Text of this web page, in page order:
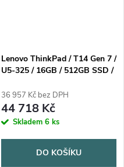
Lenovo ThinkPad / T14 Gen 7 /
U5-325 / 16GB / 512GB SSD /
Win11 Pro / černá
36 957 Kč bez DPH
44 718 Kč
Skladem 6 ks
DO KOŠÍKU